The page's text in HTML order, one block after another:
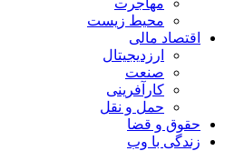
مهاجرت
محیط زیست
اقتصاد مالی
ارزدیجیتال
صنعت
کارآفرینی
حمل و نقل
حقوق و قضا
زندگی با وب